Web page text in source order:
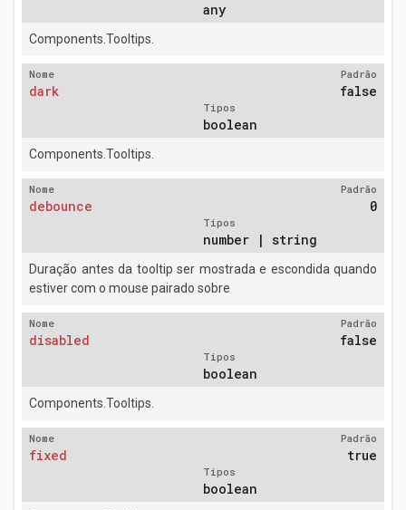
any
Components.Tooltips.
Nome
dark
Padrão
false
Tipos
boolean
Components.Tooltips.
Nome
debounce
Padrão
0
Tipos
number | string
Duração antes da tooltip ser mostrada e escondida quando
estiver com o mouse pairado sobre
Nome
disabled
Padrão
false
Tipos
boolean
Components.Tooltips.
Nome
fixed
Padrão
true
Tipos
boolean